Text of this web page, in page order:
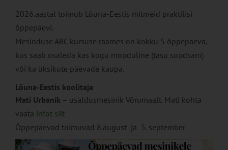
2026.aastal toimub Lõuna-Eestis mitmeid praktilisi
õppepäevi.
Mesinduse ABC kursuse raames on kokku 5 õppepäeva,
kus saab osaleda kas kogu mooduline (tasu soodsam)
või ka üksikute päevade kaupa.
Lõuna-Eestis koolitaja
Mati Urbanik – usaldusmesinik Võrumaalt. Mati kohta
vaata infot siit
Õppepäevad toimuvad 8.august ja 5. september